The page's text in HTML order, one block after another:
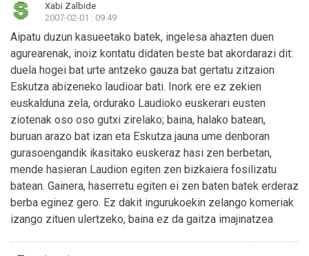
Xabi Zalbide
2007-02-01 : 09:49
Aipatu duzun kasueetako batek, ingelesa ahazten duen
agurearenak, inoiz kontatu didaten beste bat akordarazi dit:
duela hogei bat urte antzeko gauza bat gertatu zitzaion
Eskutza abizeneko laudioar bati. Inork ere ez zekien
euskalduna zela, ordurako Laudioko euskerari eusten
ziotenak oso oso gutxi zirelako; baina, halako batean,
buruan arazo bat izan eta Eskutza jauna ume denboran
gurasoengandik ikasitako euskeraz hasi zen berbetan,
mende hasieran Laudion egiten zen bizkaiera fosilizatu
batean. Gainera, haserretu egiten ei zen baten batek erderaz
berba eginez gero. Ez dakit ingurukoekin zelango komeriak
izango zituen ulertzeko, baina ez da gaitza imajinatzea